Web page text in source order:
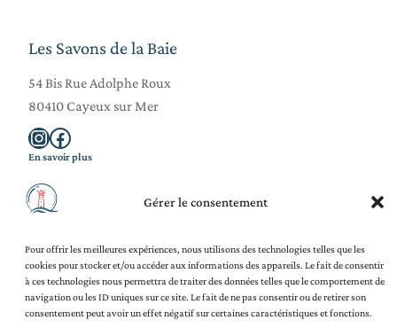
Gérer le consentement
Pour offrir les meilleures expériences, nous utilisons des technologies telles que les
cookies pour stocker et/ou accéder aux informations des appareils. Le fait de consentir
à ces technologies nous permettra de traiter des données telles que le comportement de
navigation ou les ID uniques sur ce site. Le fait de ne pas consentir ou de retirer son
consentement peut avoir un effet négatif sur certaines caractéristiques et fonctions.
Les Savons de la Baie
54 Bis Rue Adolphe Roux
80410 Cayeux sur Mer
InstagramFacebook
En savoir plus
La Savonnerie
Blog
Ateliers Adultes
Team Building
Contact
Légal et juridique
Mentions légales